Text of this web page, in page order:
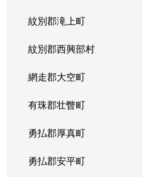
紋別郡滝上町
紋別郡西興部村
網走郡大空町
有珠郡壮瞥町
勇払郡厚真町
勇払郡安平町